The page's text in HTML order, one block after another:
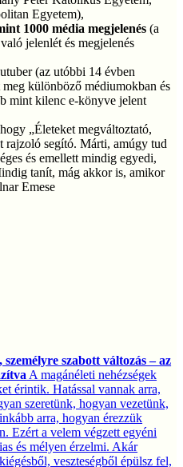
Egyetem),
1000 média megjelenés (a
jelenlét és megjelenés
(az utóbbi 14 évben
különböző médiumokban és
mint kilenc e-könyve jelent
„Életeket megváltoztató,
rajzoló segító. Márti, amúgy tud
és emellett mindig egyedi,
tanít, mág akkor is, amikor
Emese
személyre szabott változás – az
A magánéleti nehézségek
érintik. Hatással vannak arra,
szeretünk, hogyan vezetünk,
arra, hogyan érezzük
Ezért a velem végzett egyéni
és mélyen érzelmi. Akár
veszteségből épülsz fel,